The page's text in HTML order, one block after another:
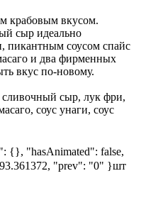
крабовым вкусом.
сыр идеально
пикантным соусом спайс
и два фирменных
вкус по-новому.
сливочный сыр, лук фри,
соус унаги, соус
{}, "hasAnimated": false,
"prev": "0" }шт